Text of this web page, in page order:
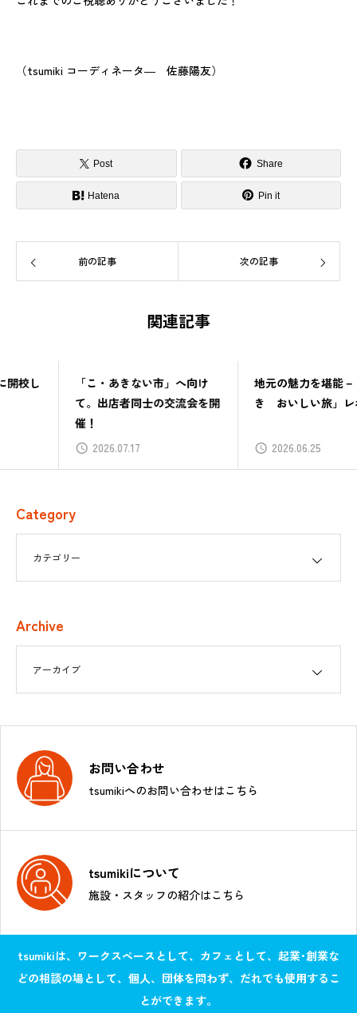
（tsumiki コーディネータ― 佐藤陽友）
Post Share
Hatena Pin it
前の記事 次の記事
関連記事
「こ・あきない市」へ向け
て。出店者同士の交流会を開
2026.07.17
地元の魅力を堪能－「つみ
き おいしい旅」レポート
2026.06.25
Category
Archive
お問い合わせ
tsumikiへのお問い合わせはこちら
tsumikiについて
施設・スタッフの紹介はこちら
tsumikiは、ワークスペースとして、カフェとして、起業･創業な
どの相談の場として、個人、団体を問わず、だれでも使用するこ
とができます。